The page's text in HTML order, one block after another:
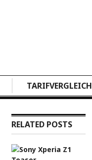
TARIFVERGLEICH
RELATED POSTS